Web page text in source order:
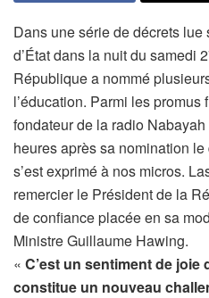
Dans une série de décrets
d’État dans la nuit du samedi
République a nommé
l’éducation. Parmi les
fondateur de la radio
heures après sa nomination
s’est exprimé à nos micros.
remercier le Président de la
de confiance placée en sa
Ministre Guillaume Hawing.
« C’est un sentiment de joie
constitue un nouveau